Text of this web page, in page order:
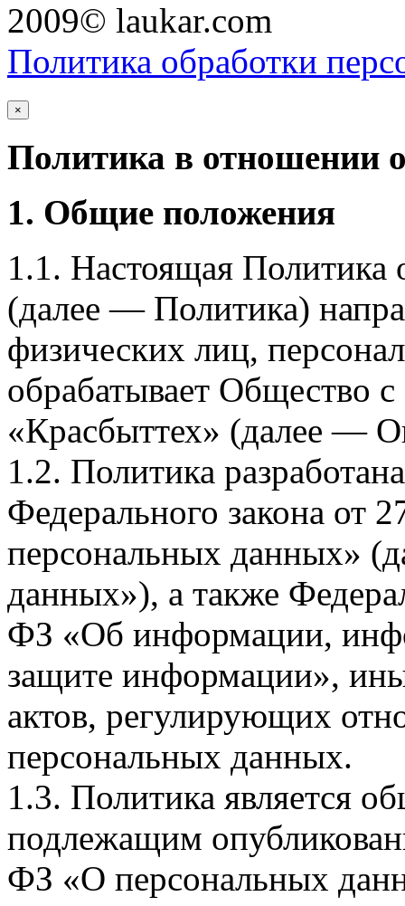
2009© laukar.com
Политика обработки
×
Политика в отношении
1. Общие положения
1.1. Настоящая Политика
(далее — Политика)
физических лиц,
обрабатывает Общество
«Красбыттех» (далее —
1.2. Политика
Федерального закона
персональных данных»
данных»), а также
ФЗ «Об информации,
защите информации»,
актов, регулирующих
персональных данных.
1.3. Политика является
подлежащим
ФЗ «О персональных